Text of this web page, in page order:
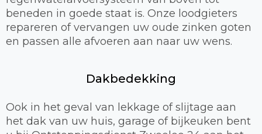
beneden in goede staat is. Onze loodgieters
repareren of vervangen uw oude zinken goten
en passen alle afvoeren aan naar uw wens.
Dakbedekking
Ook in het geval van lekkage of slijtage aan
het dak van uw huis, garage of bijkeuken bent